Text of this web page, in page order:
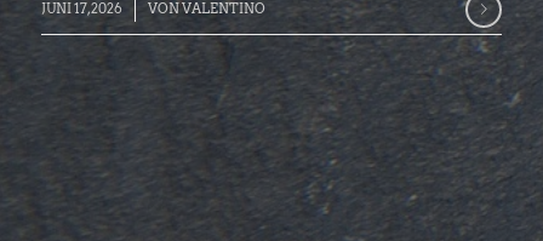
JUNI 17, 2026 VONVALENTINO